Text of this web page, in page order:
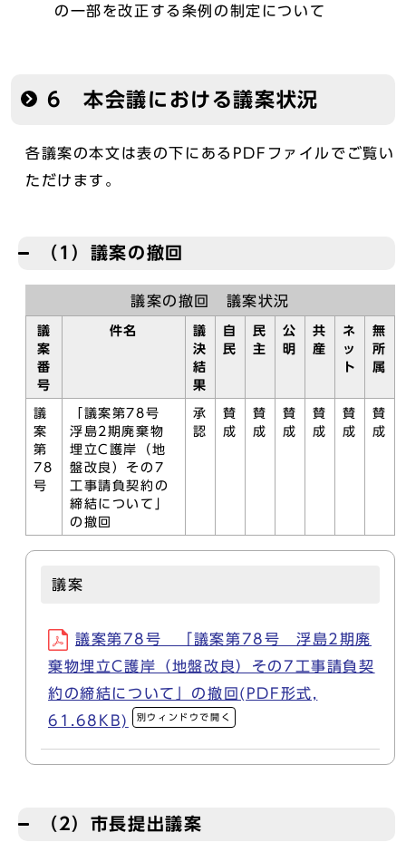
の一部を改正する条例の制定について
6 本会議における議案状況
各議案の本文は表の下にあるPDFファイルでご覧い
ただけます。
（1）議案の撤回
議案の撤回 議案状況
議
案
番
号
件名
議
決
結
果
自
民
民
主
公
明
共
産
ネ
ッ
ト
無
所
属
議
案
第
78
号
「議案第78号
浮島2期廃棄物
埋立C護岸（地
盤改良）その7
工事請負契約の
締結について」
の撤回
承
認
賛
成
賛
成
賛
成
賛
成
賛
成
賛
成
議案
議案第78号 「議案第78号 浮島2期廃
棄物埋立C護岸（地盤改良）その7工事請負契
約の締結について」の撤回(PDF形式,
61.68KB)
別ウィンドウで開く
（2）市長提出議案